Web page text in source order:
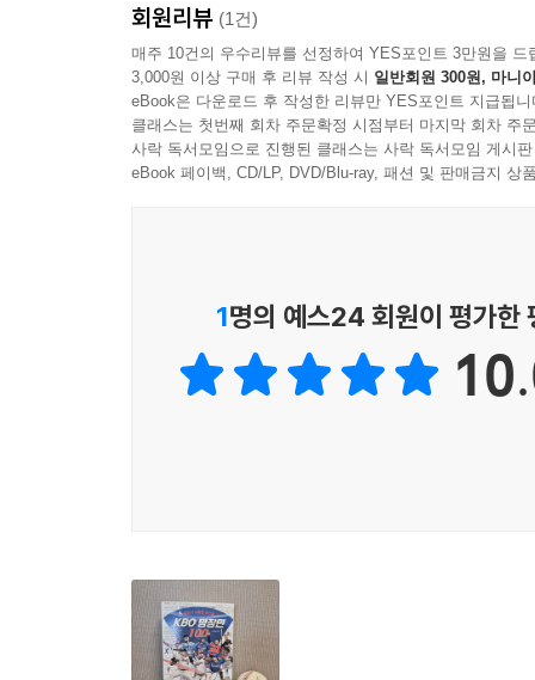
장면 84. 클로저 수난사건 276
장면 85. 불타오른 목동의 밤 279
장면 86. 일곱 번의 손맛, 7안타의 추억 281
장면 87. 거침없는 호랑이 285
장면 88. 귀신을 쫓은 사나이 288
장면 89. 운명의 공 하나, 이글스의 눈물 291
장면 94. 굿바이, 마이 히어로 303
장면 95. ‘미라클’ 두산! 기적의 끝내기 안타 306
장면 96. 세상에서 가장 소중했던 1승 309
- 양현종 (기아 타이거즈 투수)
“KBO 최고의 순간만을 모아놓은 보석 같은 100가
- 김승우 (영화배우 · 한국리틀야구연맹 회장)
“펼치는 순간, 전율과 함께 그때 그 시간 속으로 단
- 한명재 (야구 전문 캐스터)
“첫 장을 여는 순간, 가슴속 기억들이 다시 숨 쉰
- 김나진 (MBC 야구 캐스터)
회원리뷰 (1건)
매주 10건의 우수리뷰를 선정하여 YES포인트 3만원을 드
3,000원 이상 구매 후 리뷰 작성 시 일반회원 300원, 마니
eBook은 다운로드 후 작성한 리뷰만 YES포인트 지급됩니
클래스는 첫번째 회차 주문확정 시점부터 마지막 회차 주
사락 독서모임으로 진행된 클래스는 사락 독서모임 게시
eBook 페이백, CD/LP, DVD/Blu-ray, 패션 및 판매금지 상
1명의 예스24 회원이 평가한